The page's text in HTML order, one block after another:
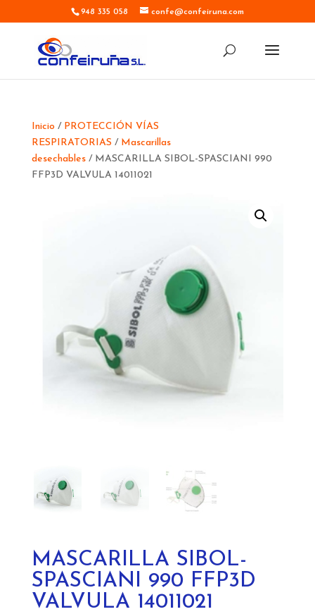
948 335 058 confe@confeiruna.com
Inicio / PROTECCIÓN VÍAS
RESPIRATORIAS / Mascarillas
desechables/ MASCARILLA SIBOL-SPASCIANI 990
FFP3D VALVULA 14011021
MASCARILLA SIBOL-
SPASCIANI 990 FFP3D
VALVULA 14011021